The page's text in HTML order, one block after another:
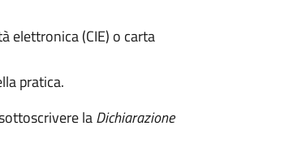
elettronica (CIE) o carta
pratica.
laDichiarazione